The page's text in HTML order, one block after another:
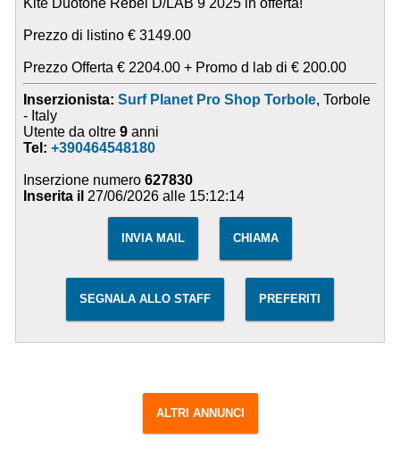
Kite Duotone Rebel D/LAB 9 2025 in offerta!
Prezzo di listino € 3149.00
Prezzo Offerta € 2204.00 + Promo d lab di € 200.00
Inserzionista: Surf Planet Pro Shop Torbole, Torbole
- Italy
Utente da oltre9 anni
Tel:+390464548180
Inserzione numero627830
Inserita il 27/06/2026 alle 15:12:14
INVIA MAIL CHIAMA
SEGNALA ALLO STAFF PREFERITI
ALTRI ANNUNCI